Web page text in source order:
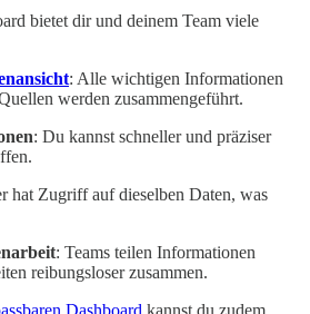
bietet dir und deinem Team viele
: Alle wichtigen Informationen
werden zusammengeführt.
: Du kannst schneller und präziser
hat Zugriff auf dieselben Daten, was
: Teams teilen Informationen
reibungsloser zusammen.
Dashboard kannst du zudem